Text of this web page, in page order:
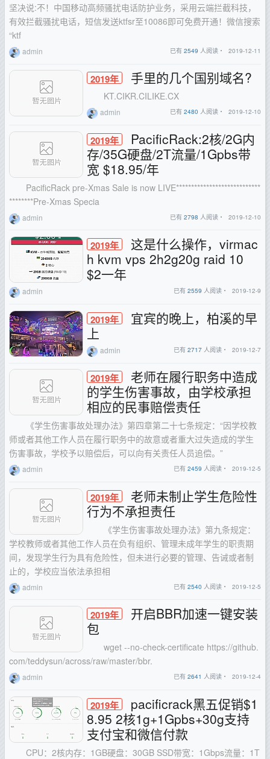
坚决说:不！中国移动高频骚扰电话防护业务，采用云端拦截科技，
有效拦截骚扰电话，短信发送ktfsr至10086即可免费开通！微信搜索
“ktf
admin 已有 2549 人阅读・ 2019-12-11
2019年 手里的几个国别域名?
KT.CIKR.CILIKE.CX
admin 已有 2480 人阅读・ 2019-12-10
2019年
PacificRack:2核/2G内
存/35G硬盘/2T流量/1Gpbs带
宽 $18.95/年
PacificRack pre-Xmas Sale is now LIVE****************************
********Pre-Xmas Specia
admin 已有 2798 人阅读・ 2019-12-10
2019年
这是什么操作，virmac
h kvm vps 2h2g20g raid 10
$2一年
admin 已有 2559 人阅读・ 2019-12-9
2019年
宜宾的晚上，柏溪的早
上
admin 已有 2717 人阅读・ 2019-12-7
2019年
老师在履行职务中造成
的学生伤害事故，由学校承担
相应的民事赔偿责任
《学生伤害事故处理办法》第四章第二十七条规定：“因学校教
师或者其他工作人员在履行职务中的故意或者重大过失造成的学生
伤害事故，学校予以赔偿后，可以向有关责任人员追偿。”
admin 已有 2459 人阅读・ 2019-12-5
2019年
老师未制止学生危险性
行为不承担责任
《学生伤害事故处理办法》第九条规定：
学校教师或者其他工作人员在负有组织、管理未成年学生的职责期
间，发现学生行为具有危险性，但未进行必要的管理、告诫或者制
止的，学校应当依法承担相
admin 已有 2540 人阅读・ 2019-12-5
2019年
开启BBR加速一键安装
包
wget --no-check-certificate https://github.
com/teddysun/across/raw/master/bbr.
admin 已有 2641 人阅读・ 2019-12-4
2019年
pacificrack黑五促销$1
8.95 2核1g+1Gpbs+30g支持
支付宝和微信付款
CPU：2核内存：1GB硬盘：30GB SSD带宽：1Gbps流量：1T